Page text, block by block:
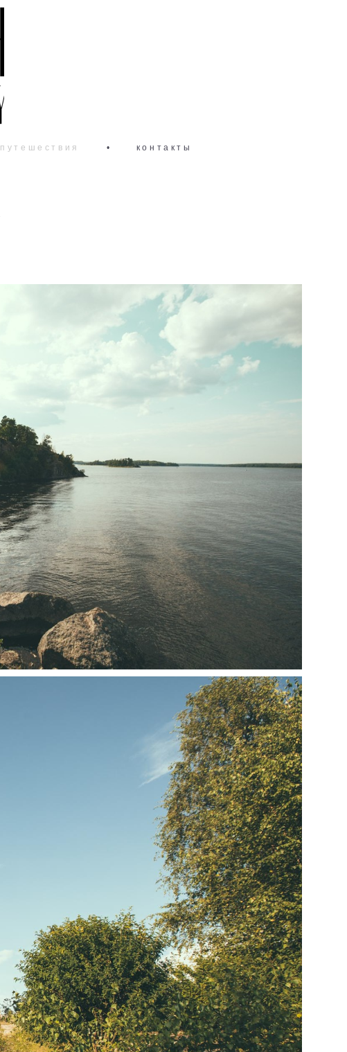
путешествия • контакты